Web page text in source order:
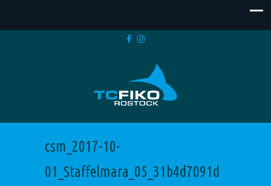
csm_2017-10-
01_Staffelmara_05_31b4d7091d